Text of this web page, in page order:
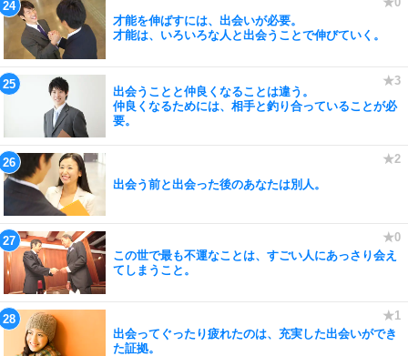
才能を伸ばすには、出会いが必要。
才能は、いろいろな人と出会うことで伸びていく。
出会うことと仲良くなることは違う。
仲良くなるためには、相手と釣り合っていることが必
要。
出会う前と出会った後のあなたは別人。
この世で最も不運なことは、すごい人にあっさり会え
てしまうこと。
出会ってぐったり疲れたのは、充実した出会いができ
た証拠。